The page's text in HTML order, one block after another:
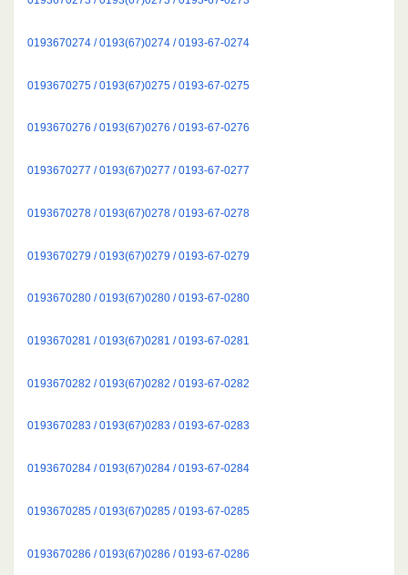
0193670274 / 0193(67)0274 / 0193-67-0274
0193670275 / 0193(67)0275 / 0193-67-0275
0193670276 / 0193(67)0276 / 0193-67-0276
0193670277 / 0193(67)0277 / 0193-67-0277
0193670278 / 0193(67)0278 / 0193-67-0278
0193670279 / 0193(67)0279 / 0193-67-0279
0193670280 / 0193(67)0280 / 0193-67-0280
0193670281 / 0193(67)0281 / 0193-67-0281
0193670282 / 0193(67)0282 / 0193-67-0282
0193670283 / 0193(67)0283 / 0193-67-0283
0193670284 / 0193(67)0284 / 0193-67-0284
0193670285 / 0193(67)0285 / 0193-67-0285
0193670286 / 0193(67)0286 / 0193-67-0286